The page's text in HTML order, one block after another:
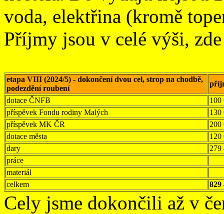
voda, elektřina (kromě
Příjmy jsou v celé výši,
etapa VIII (2024/5) - dokončení dvou cel, strop na chodbě,
podezdění roubení
dotace ČNFB
100
příspěvek Fondu rodiny Malých
130
příspěvek MK ČR
200
dotace města
120
dary
279
práce
materiál
celkem
829
Cely jsme dokončili až v